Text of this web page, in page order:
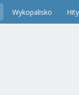
Wykopalisko Hity